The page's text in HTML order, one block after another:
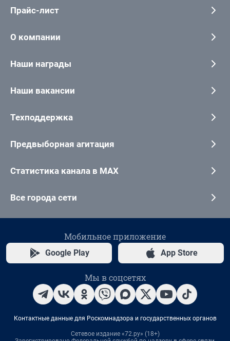
Прайс-лист
О компании
Наши награды
Наши вакансии
Техподдержка
Предвыборная агитация
Статистика канала в MAX
Все города сети
Мобильное приложение
Google Play App Store
Мы в соцсетях
Контактные данные для Роскомнадзора и государственных органов
Сетевое издание «72.ру» (18+)